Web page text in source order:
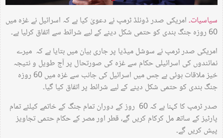
سیاسیات۔امریکی صدر ڈونلڈ ٹرمپ نے دعویٰ کیا ہے کہ اسرائیل نے غزہ میں
60 روزہ جنگ بندی کو حتمی شکل دینے کے لیے شرائط سے اتفاق کرلیا ہے۔
امریکی صدر ٹرمپ نے سوشل میڈیا پر جاری بیان میں بتایا ہے کہ میرے
نمائندوں کی اسرائیلی حکام سے غزہ کی صورتحال پر آج طویل و نتیجہ
خیز ملاقات ہوئی ہے جس میں اسرائیل کی جانب سے غزہ میں 60 روزہ
جنگ بندی کو حتمی شکل دینے کے لیے شرائط پر اتفاق کیا گیا۔
صدر ٹرمپ کا کہنا ہے کہ 60 روز کے دوران تمام جنگ کے خاتمے کیلئے تمام
پارٹیز کے ساتھ مل کرکام کریں گے، قطر اور مصر کے حکام حتمی تجاویز
پیش کریں گے۔